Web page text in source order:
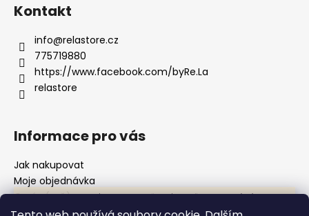
Upravujeme pro vás e-shop! Některé položky nemusí být
dočasně viditelné. Děkujeme za pochopení. Trhy v červnu *
Kontakt
info@relastore.cz
775719880
https://www.facebook.com/byRe.La
relastore
Informace pro vás
Jak nakupovat
Moje objednávka
O nás (mě)
Kontakt